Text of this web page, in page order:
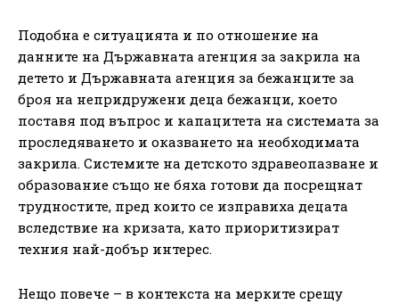
Подобна е ситуацията и по отношение на
данните на Държавната агенция за закрила на
детето и Държавната агенция за бежанците за
броя на непридружени деца бежанци, което
поставя под въпрос и капацитета на системата за
проследяването и оказването на необходимата
закрила. Системите на детското здравеопазване и
образование също не бяха готови да посрещнат
трудностите, пред които се изправиха децата
вследствие на кризата, като приоритизират
техния най-добър интерес.
Нещо повече – в контекста на мерките срещу